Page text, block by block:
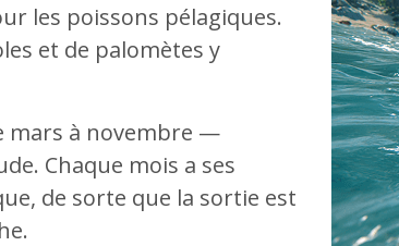
les poissons pélagiques.
et de palomètes y
mars à novembre —
Chaque mois a ses
de sorte que la sortie est